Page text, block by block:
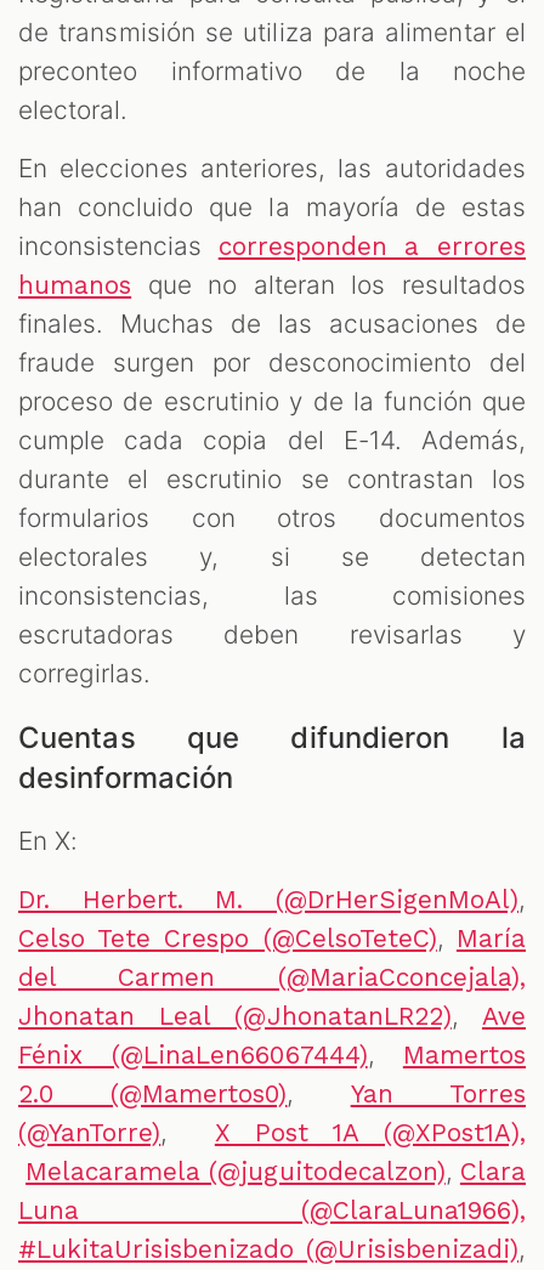
de transmisión se utiliza para alimentar el
preconteo informativo de la noche
electoral.
En elecciones anteriores, las autoridades
han concluido que la mayoría de estas
inconsistencias corresponden a errores
humanos que no alteran los resultados
finales. Muchas de las acusaciones de
fraude surgen por desconocimiento del
proceso de escrutinio y de la función que
cumple cada copia del E-14. Además,
durante el escrutinio se contrastan los
formularios con otros documentos
electorales y, si se detectan
inconsistencias, las comisiones
escrutadoras deben revisarlas y
corregirlas.
Cuentas que difundieron la
desinformación
En X:
Dr. Herbert. M. (@DrHerSigenMoAl),
Celso Tete Crespo (@CelsoTeteC), María
del Carmen (@MariaCconcejala),
Jhonatan Leal (@JhonatanLR22), Ave
Fénix (@LinaLen66067444),
Mamertos
2.0 (@Mamertos0), Yan Torres
(@YanTorre), X Post 1A (@XPost1A),
Melacaramela (@juguitodecalzon), Clara
Luna (@ClaraLuna1966),
#LukitaUrisisbenizado (@Urisisbenizadi),